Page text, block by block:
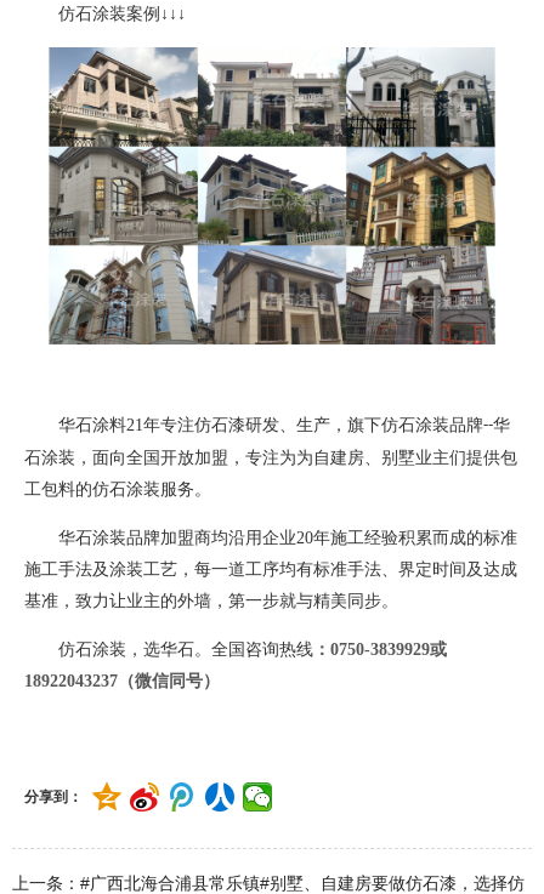
仿石涂装案例 ↓↓↓
华石涂料21年专注仿石漆研发、生产，旗下仿石涂装品牌--华
石涂装，面向全国开放加盟，专注为为自建房、别墅业主们提供包
工包料的仿石涂装服务。
华石涂装品牌加盟商均沿用企业20年施工经验积累而成的标准
施工手法及涂装工艺，每一道工序均有标准手法、界定时间及达成
基准，致力让业主的外墙，第一步就与精美同步。
仿石涂装，选华石。全国咨询热线 ： 0750-3839929或
18922043237（微信同号）
分享到：
上一条：#广西北海合浦县常乐镇#别墅、自建房要做仿石漆，选择仿